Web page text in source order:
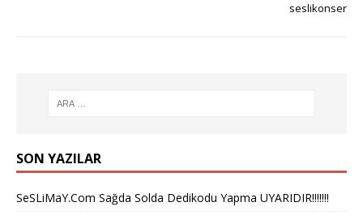
seslikonser
SON YAZILAR
SeSLiMaY.Com Sağda Solda Dedikodu Yapma UYARIDIR!!!!!!!